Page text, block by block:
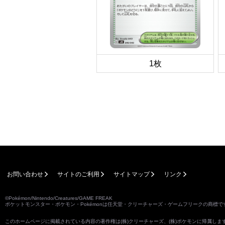
1枚
お問い合わせ サイトのご利用 サイトマップ リンク
©Pokémon/Nintendo/Creatures/GAME FREAK
ポケットモンスター・ポケモン・Pokémonは任天堂・クリーチャーズ・ゲームフリークの商標で
このホームページに掲載されている内容の著作権は(株)クリーチャーズ、(株)ポケモンに帰属し